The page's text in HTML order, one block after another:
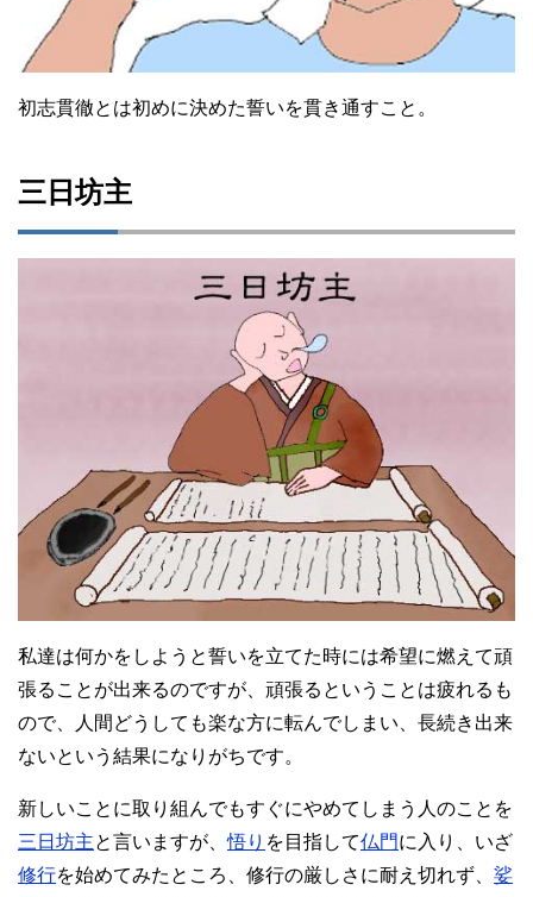
初志貫徹とは初めに決めた誓いを貫き通すこと。
三日坊主
私達は何かをしようと誓いを立てた時には希望に燃えて頑
張ることが出来るのですが、頑張るということは疲れるも
ので、人間どうしても楽な方に転んでしまい、長続き出来
ないという結果になりがちです。
新しいことに取り組んでもすぐにやめてしまう人のことを
三日坊主と言いますが、悟り を目指して仏門に入り、いざ
修行を始めてみたところ、修行の厳しさに耐え切れず、 娑